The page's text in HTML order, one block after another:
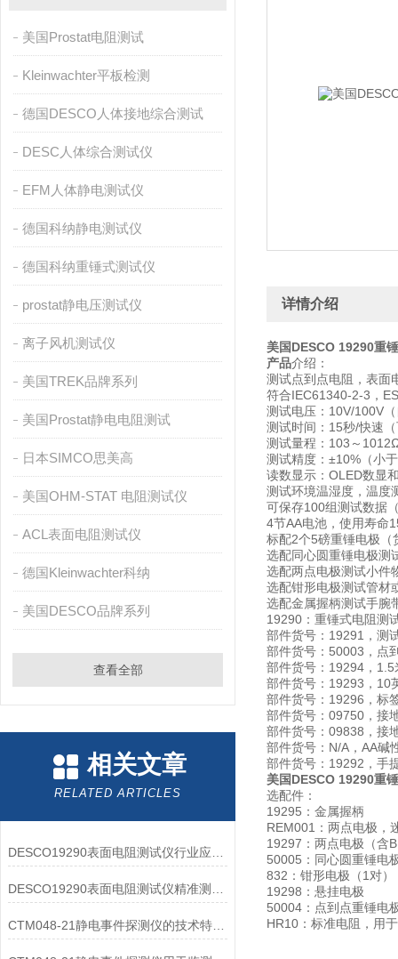
美国Prostat电阻测试
Kleinwachter平板检测
德国DESCO人体接地综合测试
DESC人体综合测试仪
EFM人体静电测试仪
德国科纳静电测试仪
德国科纳重锤式测试仪
prostat静电压测试仪
离子风机测试仪
美国TREK品牌系列
美国Prostat静电电阻测试
日本SIMCO思美高
美国OHM-STAT 电阻测试仪
ACL表面电阻测试仪
德国Kleinwachter科纳
美国DESCO品牌系列
查看全部
相关文章
RELATED ARTICLES
CTM048-21静电事件探测仪的技术特点解读
详情介绍
美国DESCO 19290重
产品介绍：
测试点到点电阻，表面
符合IEC61340-2-3，
测试电压：10V/100V
测试时间：15秒/快速
测试量程：103～
测试精度：±10%（小
读数显示：OLED数显
测试环境温湿度，温度
可保存100组测试数据
4节AA电池，使用寿命
标配2个5磅重锤电极（
选配同心圆重锤电极测
选配两点电极测试小件
选配钳形电极测试管材
选配金属握柄测试手腕
19290：重锤式电阻测
部件货号：19291，测
部件货号：50003，点
部件货号：19294，
部件货号：19293，10
部件货号：19296，标
部件货号：09750，接
部件货号：09838，接
部件货号：N/A，AA碱
部件货号：19292，手
美国DESCO 19290重
选配件：
19295：金属握柄
REM001：两点电极，
19297：两点电极（含
50005：同心圆重锤电
832：钳形电极（1对）
19298：悬挂电极
50004：点到点重锤电
HR10：标准电阻，用